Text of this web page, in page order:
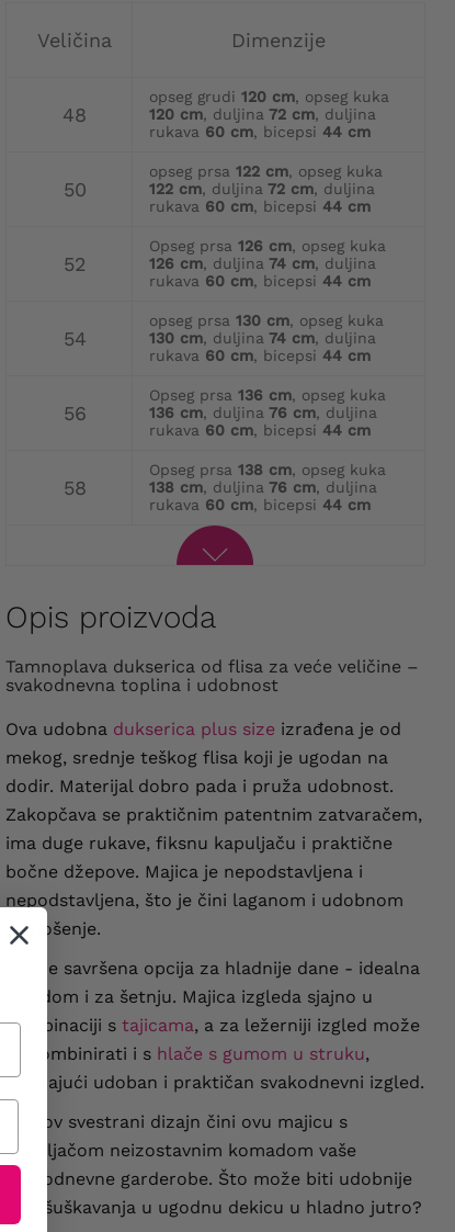
Veličina Dimenzije
48
opseg grudi 120 cm, opseg kuka
120 cm, duljina 72 cm, duljina
rukava 60 cm, bicepsi 44 cm
50
opseg prsa 122 cm, opseg kuka
122 cm, duljina 72 cm, duljina
rukava 60 cm, bicepsi 44 cm
52
Opseg prsa 126 cm, opseg kuka
126 cm, duljina 74 cm, duljina
rukava 60 cm, bicepsi 44 cm
54
opseg prsa 130 cm, opseg kuka
130 cm, duljina 74 cm, duljina
rukava 60 cm, bicepsi 44 cm
56
Opseg prsa 136 cm, opseg kuka
136 cm, duljina 76 cm, duljina
rukava 60 cm, bicepsi 44 cm
58
Opseg prsa 138 cm, opseg kuka
138 cm, duljina 76 cm, duljina
rukava 60 cm, bicepsi 44 cm
Opis proizvoda
Tamnoplava dukserica od flisa za veće veličine –
svakodnevna toplina i udobnost
Ova udobna dukserica plus sizeizrađena je od
mekog, srednje teškog flisa koji je ugodan na
dodir. Materijal dobro pada i pruža udobnost.
Zakopčava se praktičnim patentnim zatvaračem,
ima duge rukave, fiksnu kapuljaču i praktične
bočne džepove. Majica je nepodstavljena i
nepodstavljena, što je čini laganom i udobnom
za nošenje.
Ovo je savršena opcija za hladnije dane - idealna
i za dom i za šetnju. Majica izgleda sjajno u
kombinaciji s tajicama, a za ležerniji izgled može
se kombinirati i s hlače s gumom u struku,
stvarajući udoban i praktičan svakodnevni izgled.
Njegov svestrani dizajn čini ovu majicu s
kapuljačom neizostavnim komadom vaše
svakodnevne garderobe. Što može biti udobnije
od ušuškavanja u ugodnu dekicu u hladno jutro?